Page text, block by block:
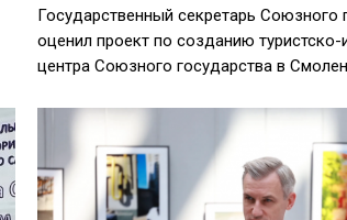
Государственный секретарь Союзного
оценил проект по созданию
центра Союзного государства в